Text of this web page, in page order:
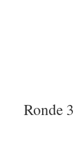
Ronde 3